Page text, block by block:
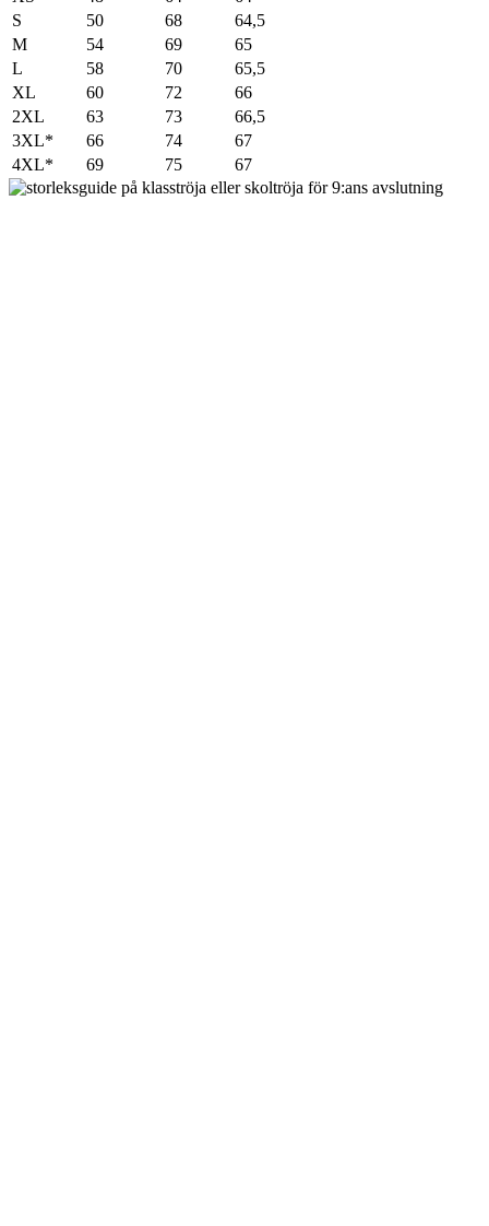
S
50 68
64,5
M
54 69
65
L
58 70
65,5
XL
60 72
66
2XL
63 73
66,5
3XL*
66 74
67
4XL*
69 75 67